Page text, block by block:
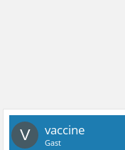
V vaccine
Gast